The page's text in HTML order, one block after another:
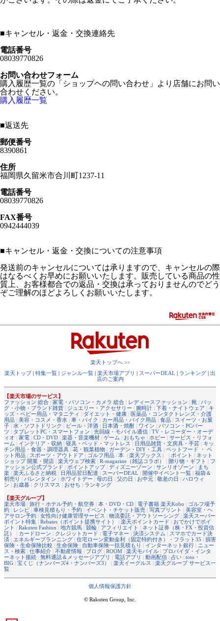
■キャンセル・返金・交換連絡先
電話番号
08039770826
お問い合わせフォーム
購入履歴一覧の「ショップヘの問い合わせ」より店舗にお問い
合わせください。
購入履歴一覧
■返送先
郵便番号
8390861
住所
福岡県久留米市合川町1237-11
電話番号
08039770826
FAX番号
0942444039
■キャンセル・返金・交換についての注意事項
発送前のキャンセルについては承りますので、キャンセルの際
はなるべくお早めにお願いいたします。販売している商品の性
質上、お客様都合での返品・交換は承っておりませんのでどう
ぞご理解のほどよろしくお願いいたします。
楽天トップへ >>
楽天トップ| 特集一覧 | ジャンル一覧 | 楽天市場アプリ | スーパーDEAL | ランキング | 出
店のご案内
【楽天市場のサービス】
ファッション 総合 | 家電・パソコン・カメラ 総合 | レディースファッション | 靴 | バッ
グ・小物・ブランド雑貨 | ジュエリー・アクセサリー | 腕時計 | 下着・ナイトウェア | キ
ッズ・ベビー用品・マタニティ | ダイエット・健康 | 医薬品・コンタクトレンズ・介護
用品 | 美容・コスメ・香水 | 車・バイク | カー用品・バイク用品 | 食品 | スイーツ・お菓
子 | 水・ソフトドリンク | ビール・洋酒 | 日本酒・焼酎 | ワイン | パソコン・PCパー
ツ | タブレットPC・スマートフォン | 光回線・モバイル通信 | TV・レコーダー・オーデ
ィオ | 家電 | CD・DVD | 楽器・音楽機材 | ゲーム | おもちゃ | ホビー | サービス・リフォ
ーム | インテリア・収納 | 寝具・ベッド・マットレス | 日用品雑貨・文房具・手芸 | キッ
チン用品・食器・調理器具 | 花・観葉植物 | ガーデン・DIY・工具 | ペットフード ・ ペ
ット用品 | スポーツ・アウトドア | ゴルフ用品 | 本 （楽天ブックス ） | ポイント | ネット
ショップ 開業・開店 | 楽天ウェブ検索 | R-magazine（雑誌コラボ） | 贈り物・ギフト | フ
ァッション公式ブランド | ポイントアップ| ディズニーゾーン | サンリオゾーン | まち
楽 | 楽天ふるさと納税 | 日用品翌日配達 | スーパーDEAL | 開催中イベント一覧 | 福袋＆
初売り | バレンタイン | ホワイトデー | 母の日 | 父の日 | お中元 | 敬老の日 | ハロウィ
ン | お歳暮 | クリスマス | おせち | ランキング
【楽天グループ】
楽天市場 | 旅行・ホテル予約・航空券 | 本・DVD・CD | 電子書籍 楽天Kobo | ゴルフ場予
約 | レシピ | 車検見積もり・予約 | イベント・チケット販売 | 写真プリント | 美容室・ヘ
アサロン予約 | 女性向け健康管理サービス | 物流委託・アウトソーシング | 楽天スーパー
ポイント特集 | Rebates（ポイント提携サイト） | 楽天ポイントカード | おでかけでポイ
ント | Rakuten Fashion | 地方競馬 | 競輪 | アフィリエイト | ネット証券（株・FX・投資信
託）
| カードローン | クレジットカード | 電子マネー | 決済システム | スマホでカード決
済 | エネルギープランニング | 住宅ローン変動金利（固定特約付き）・フラット35 | 損害
保険・生命保険比較 | 生命保険 | 自動車保険一括見積もり | インターネット銀行 | ニュー
ス・検索 | 仕事紹介 | 不動産情報 | ブログ | ROOM | 楽天モバイル | プロバイダ・インタ
ーネット接続 | 無料通話＆メッセージアプリ | 電話アプリ | 動画配信 | 占い | toto・
BIG | 宝くじ（ナンバーズ4・ナンバーズ3） | 楽天イーグルス | 楽天グループ サービス一
覧
個人情報保護方針
© Rakuten Group, Inc.